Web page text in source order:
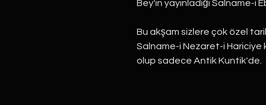
Bey'in yayınladığı Salname-i
Bu akşam sizlere çok özel
Salname-i Nezaret-i Hariciye
olup sadece Antik Kuntik'de.